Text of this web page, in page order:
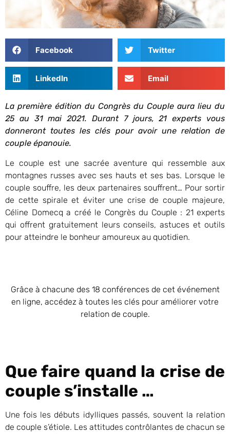
Facebook Twitter
LinkedIn Email
La première édition du Congrès du Couple aura lieu du
25 au 31 mai 2021. Durant 7 jours, 21 experts vous
donneront toutes les clés pour avoir une relation de
couple épanouie.
Le couple est une sacrée aventure qui ressemble aux
montagnes russes avec ses hauts et ses bas. Lorsque le
couple souffre, les deux partenaires souffrent… Pour sortir
de cette spirale et éviter une crise de couple majeure,
Céline Domecq a créé le Congrès du Couple : 21 experts
qui offrent gratuitement leurs conseils, astuces et outils
pour atteindre le bonheur amoureux au quotidien.
Grâce à chacune des 18 conférences de cet événement
en ligne, accédez à toutes les clés pour améliorer votre
relation de couple.
Que faire quand la crise de
couple s’installe …
Une fois les débuts idylliques passés, souvent la relation
de couple s’étiole. Les attitudes contrôlantes de chacun se